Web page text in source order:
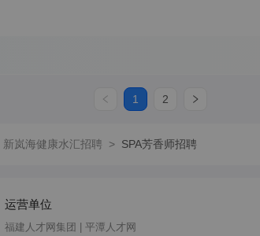
1 2
新岚海健康水汇招聘 > SPA芳香师招聘
运营单位
福建人才网集团 | 平潭人才网